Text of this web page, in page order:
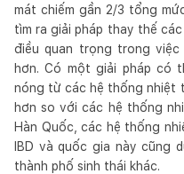
mát chiếm gần 2/3 tổng
tìm ra giải pháp thay thế
điều quan trọng trong
hơn. Có một giải pháp có
nóng từ các hệ thống nhiệt
hơn so với các hệ thống
Hàn Quốc, các hệ thống
IBD và quốc gia này cũng
thành phố sinh thái khác.